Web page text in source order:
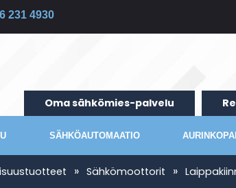
231 4930
Oma sähkömies-palvelu
SÄHKÖAUTOMAATIO
» Sähkömoottorit »